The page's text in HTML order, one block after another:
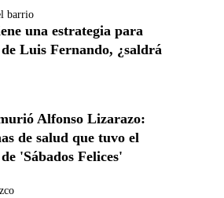
barrio
una estrategia para
Luis Fernando, ¿saldrá
Alfonso Lizarazo:
de salud que tuvo el
'Sábados Felices'